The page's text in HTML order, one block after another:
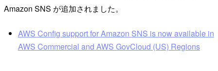
Amazon SNS が追加されました。
AWS Config support for Amazon SNS is now available in
AWS Commercial and AWS GovCloud (US) Regions